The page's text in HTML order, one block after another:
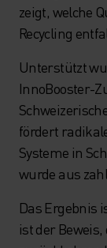
zeigt, welche
Recycling
Unterstützt
InnoBooster-
fördert
Systeme in
wurde aus
Das Ergebnis
ist der